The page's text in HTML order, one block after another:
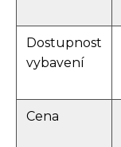
Dostupnost
vybavení
Cena